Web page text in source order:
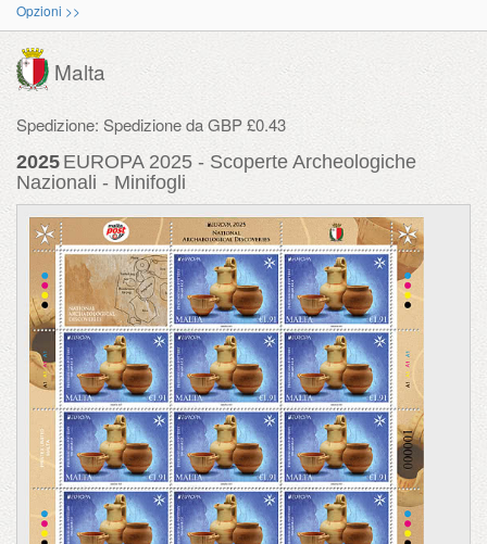
Opzioni >>
Malta
Spedizione: Spedizione da GBP £0.43
2025 EUROPA 2025 - Scoperte Archeologiche
Nazionali - Minifogli